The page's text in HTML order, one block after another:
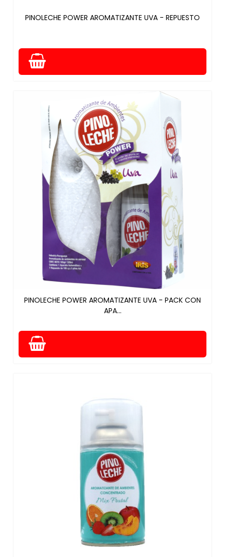
PINOLECHE POWER AROMATIZANTE UVA - REPUESTO
PINOLECHE POWER AROMATIZANTE UVA - PACK CON
APA...